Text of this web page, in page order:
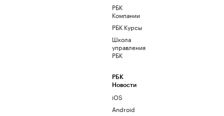
РБК
Компании
РБК Курсы
Школа
управления
РБК
РБК
Новости
iOS
Android